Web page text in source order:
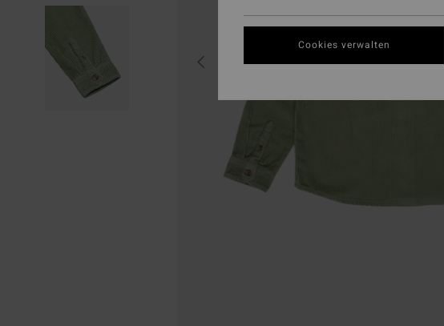
Cookies verwalten